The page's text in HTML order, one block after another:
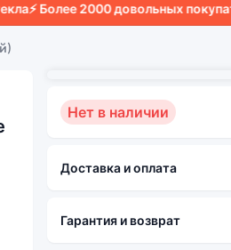
2000 довольных покупателей
Нет в наличии
Доставка и оплата
Гарантия и возврат